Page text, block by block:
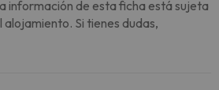
información de esta ficha está sujeta
Si tienes dudas,